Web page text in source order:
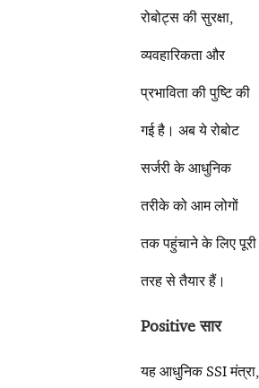
रोबोट्स की सुरक्षा,
व्यवहारिकता और
प्रभाविता की पुष्टि की
गई है।अब ये रोबोट
सर्जरी के आधुनिक
तरीके को आम लोगों
तक पहुंचाने के लिए पूरी
तरह से तैयार हैं।
Positive सार
यह आधुनिक SSI मंत्रा,